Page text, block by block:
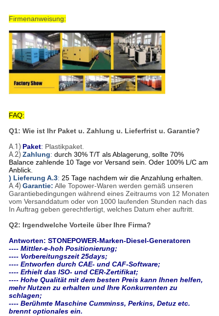
Firmenanweisung:
FAQ:
Q1: Wie ist Ihr Paket u. Zahlung u. Lieferfrist u. Garantie?
A.1) Paket: Plastikpaket.
A.2) Zahlung: durch 30% T/T als Ablagerung, sollte 70%
Balance zahlende 10 Tage vor Versand sein. Oder 100% L/C am
Anblick.
) Lieferung A.3: 25 Tage nachdem wir die Anzahlung erhalten.
A.4) Garantie: Alle Topower-Waren werden gemäß unseren
Garantiebedingungen während eines Zeitraums von 12 Monaten
vom Versanddatum oder von 1000 laufenden Stunden nach das
In Auftrag geben gerechtfertigt, welches Datum eher auftritt.
Q2: Irgendwelche Vorteile über Ihre Firma?
Antworten: STONEPOWER-Marken-Diesel-Generatoren
---- Mittler-e-hoh Positionierung;
---- Vorbereitungszeit 25days;
---- Entworfen durch CAE- und CAF-Software;
---- Erhielt das ISO- und CER-Zertifikat;
---- Hohe Qualität mit dem besten Preis kann Ihnen helfen,
mehr Nutzen zu erhalten und Ihre Konkurrenten zu
schlagen;
---- Berühmte Maschine Cumminss, Perkins, Detuz etc.
brennt optionales ein.